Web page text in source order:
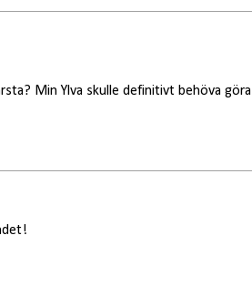
Min Ylva skulle definitivt behöva göra